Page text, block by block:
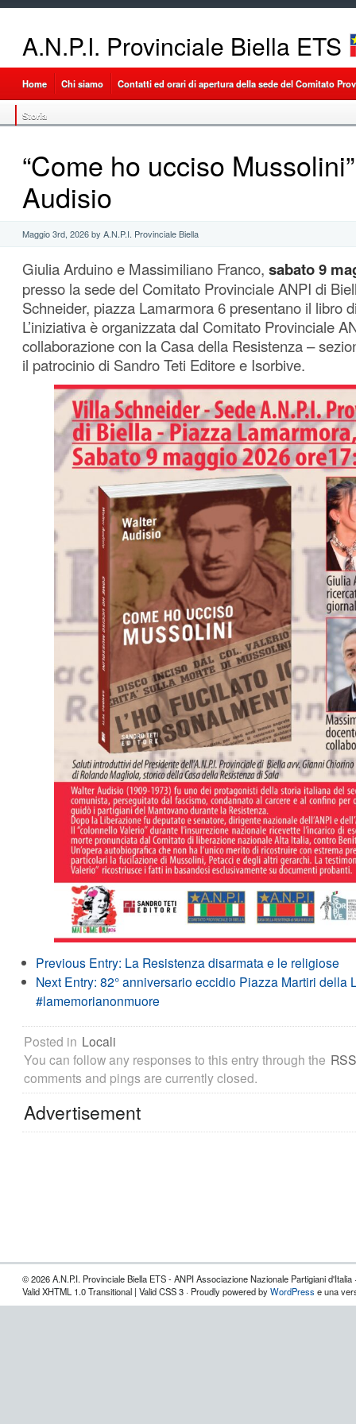
A.N.P.I. Provinciale Biella ETS
Home Chi siamo Contatti ed orari di apertura della sede del Comitato
Storia
“Come ho ucciso
Audisio
Maggio 3rd, 2026 by A.N.P.I. Provinciale Biella
Giulia Arduino e Massimiliano Franco, sabato 9
presso la sede del Comitato Provinciale ANPI di
Schneider, piazza Lamarmora 6 presentano il libro
L’iniziativa è organizzata dal Comitato Provinciale
collaborazione con la Casa della Resistenza –
il patrocinio di Sandro Teti Editore e Isorbive.
Previous Entry: La Resistenza disarmata e le religiose
Next Entry: 82° anniversario eccidio Piazza Martiri della
#lamemorianonmuore
Posted in Locali
You can follow any responses to this entry through the
comments and pings are currently closed.
Advertisement
© 2026 A.N.P.I. Provinciale Biella ETS - ANPI Associazione Nazionale Partigiani d'Italia
Valid XHTML 1.0 Transitional | Valid CSS 3 · Proudly powered byWordPress e una